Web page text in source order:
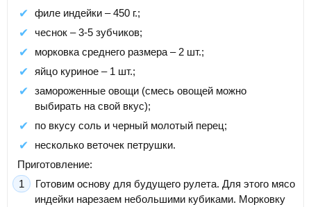
филе индейки – 450 г.;
чеснок – 3-5 зубчиков;
морковка среднего размера – 2 шт.;
яйцо куриное – 1 шт.;
замороженные овощи (смесь овощей можно
выбирать на свой вкус);
по вкусу соль и черный молотый перец;
несколько веточек петрушки.
Приготовление:
Готовим основу для будущего рулета. Для этого мясо
индейки нарезаем небольшими кубиками. Морковку